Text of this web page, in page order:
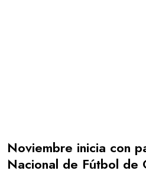
Noviembre inicia con
Nacional de Fútbol de